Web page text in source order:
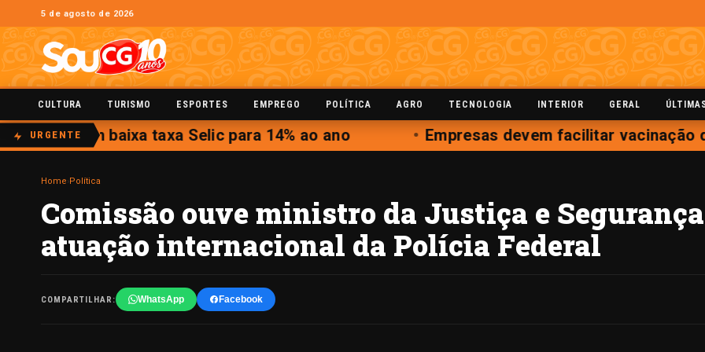
5 de agosto de 2026
CULTURA TURISMO ESPORTES EMPREGO POLÍTICA AGRO TECNOLOGIA INTERIOR GERAL
URGENTE
Copom baixa taxa Selic para 14% ao ano Empresas devem facilitar vacinação
Home Política
Comissão ouve ministro da Justiça e
atuação internacional da Polícia Federal
COMPARTILHAR: WhatsApp Facebook